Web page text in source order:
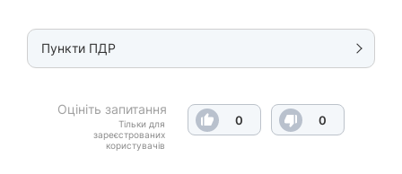
Пункти ПДР
Оцініть запитання
Тільки для
зареєстрованих
користувачів
0 0